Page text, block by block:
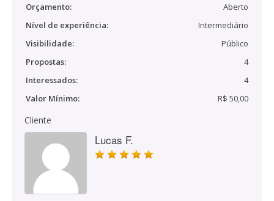
Orçamento:
Aberto
Nível de experiência:
Intermediário
Visibilidade:
Público
Propostas:
4
Interessados:
4
Valor Mínimo:
R$ 50,00
Cliente
Lucas F.